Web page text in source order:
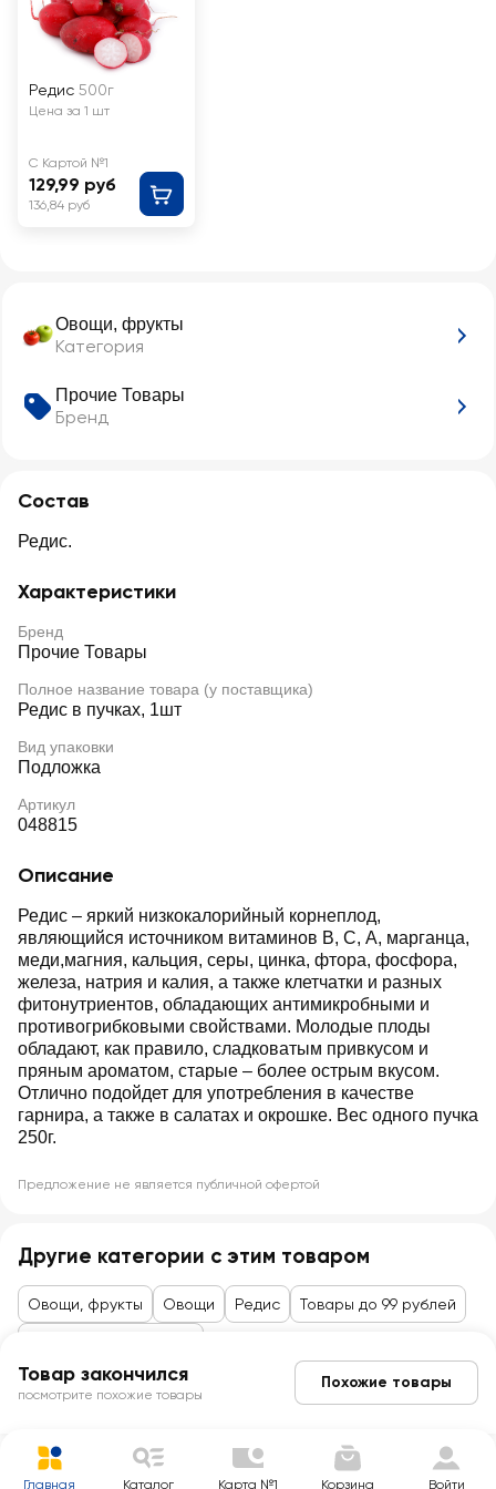
Овощи, фрукты
Категория
Прочие Товары
Бренд
Состав
Редис.
Характеристики
Бренд
Прочие Товары
Полное название товара (у поставщика)
Редис в пучках, 1шт
Вид упаковки
Подложка
Артикул
048815
Описание
Редис – яркий низкокалорийный корнеплод,
являющийся источником витаминов B, С, A, марганца,
меди,магния, кальция, серы, цинка, фтора, фосфора,
железа, натрия и калия, а также клетчатки и разных
фитонутриентов, обладающих антимикробными и
противогрибковыми свойствами. Молодые плоды
обладают, как правило, сладковатым привкусом и
пряным ароматом, старые – более острым вкусом.
Отлично подойдет для употребления в качестве
гарнира, а также в салатах и окрошке. Вес одного пучка
250г.
Предложение не является публичной офертой
Редис 500г
Цена за 1 шт
С Картой №1
129,99 руб
136,84 руб
Другие категории с этим товаром
Овощи, фрукты Овощи Редис Товары до 99 рублей
Товар закончился
посмотрите похожие товары
Похожие товары
Главная Каталог Карта №1 Корзина Войти